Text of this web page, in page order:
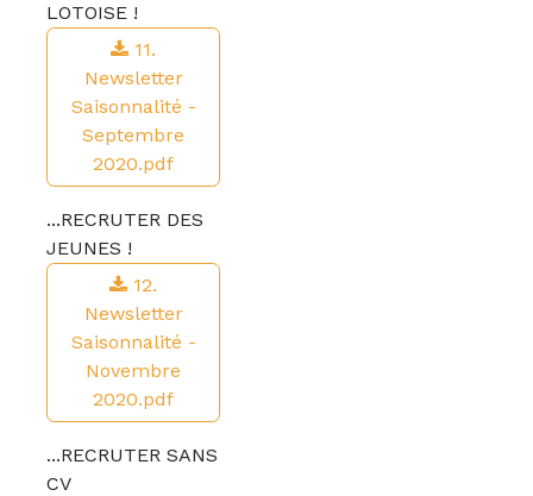
LOTOISE !
11.
Newsletter
Saisonnalité -
Septembre
2020.pdf
...RECRUTER DES
JEUNES !
12.
Newsletter
Saisonnalité -
Novembre
2020.pdf
...RECRUTER SANS
CV